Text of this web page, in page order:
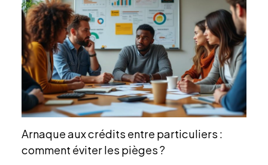
Arnaque aux crédits entre particuliers :
comment éviter les pièges ?